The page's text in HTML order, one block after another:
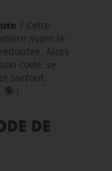
? Cette
avant le
Alors
code, se
surtout
🎯 !
DE